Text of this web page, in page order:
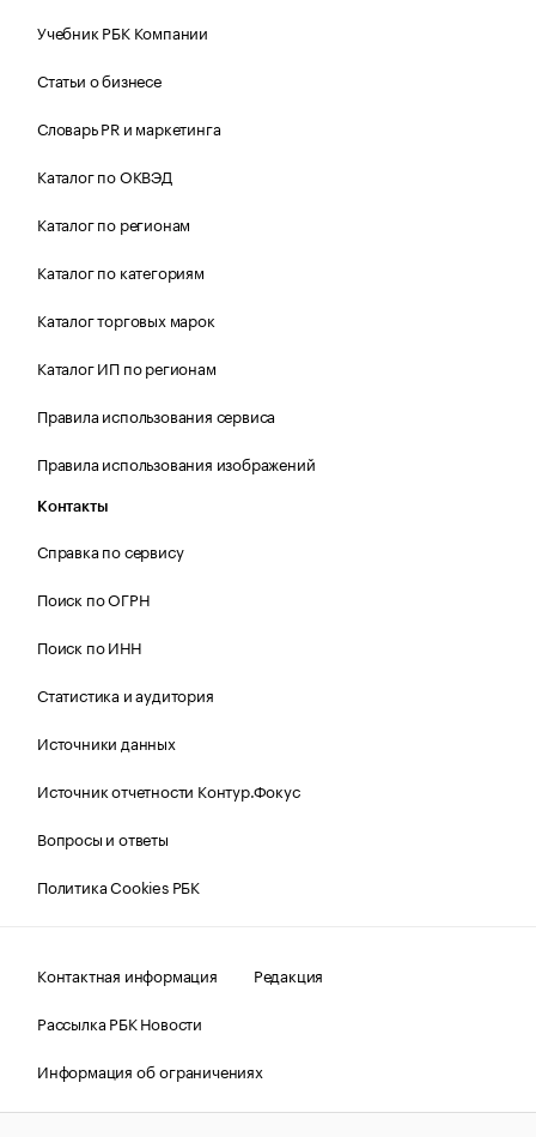
Учебник РБК Компании
Статьи о бизнесе
Словарь PR и маркетинга
Каталог по ОКВЭД
Каталог по регионам
Каталог по категориям
Каталог торговых марок
Каталог ИП по регионам
Правила использования сервиса
Правила использования изображений
Контакты
Справка по сервису
Поиск по ОГРН
Поиск по ИНН
Статистика и аудитория
Источники данных
Источник отчетности Контур.Фокус
Вопросы и ответы
Политика Cookies РБК
Контактная информация
Редакция
Рассылка РБК Новости
Информация об ограничениях
Правовая информация
О соблюдении авторских прав